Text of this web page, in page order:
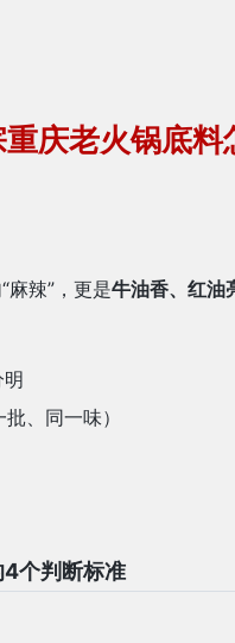
庆老火锅底
麻辣”，更是牛油香、红油
、同一味）
4个判断标准